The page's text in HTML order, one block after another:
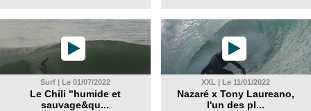
Surf | Le 01/07/2022
Le Chili "humide et
sauvage&qu...
XXL | Le 11/01/2022
Nazaré x Tony Laureano,
l'un des pl...